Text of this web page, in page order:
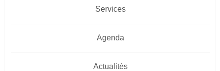
Services
Agenda
Actualités